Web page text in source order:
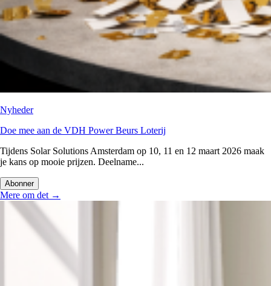
Nyheder
Doe mee aan de VDH Power Beurs Loterij
Tijdens Solar Solutions Amsterdam op 10, 11 en 12 maart 2026 maak
je kans op mooie prijzen. Deelname...
Abonner
Mere om det →